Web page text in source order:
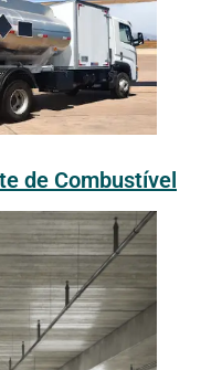
de Combustível